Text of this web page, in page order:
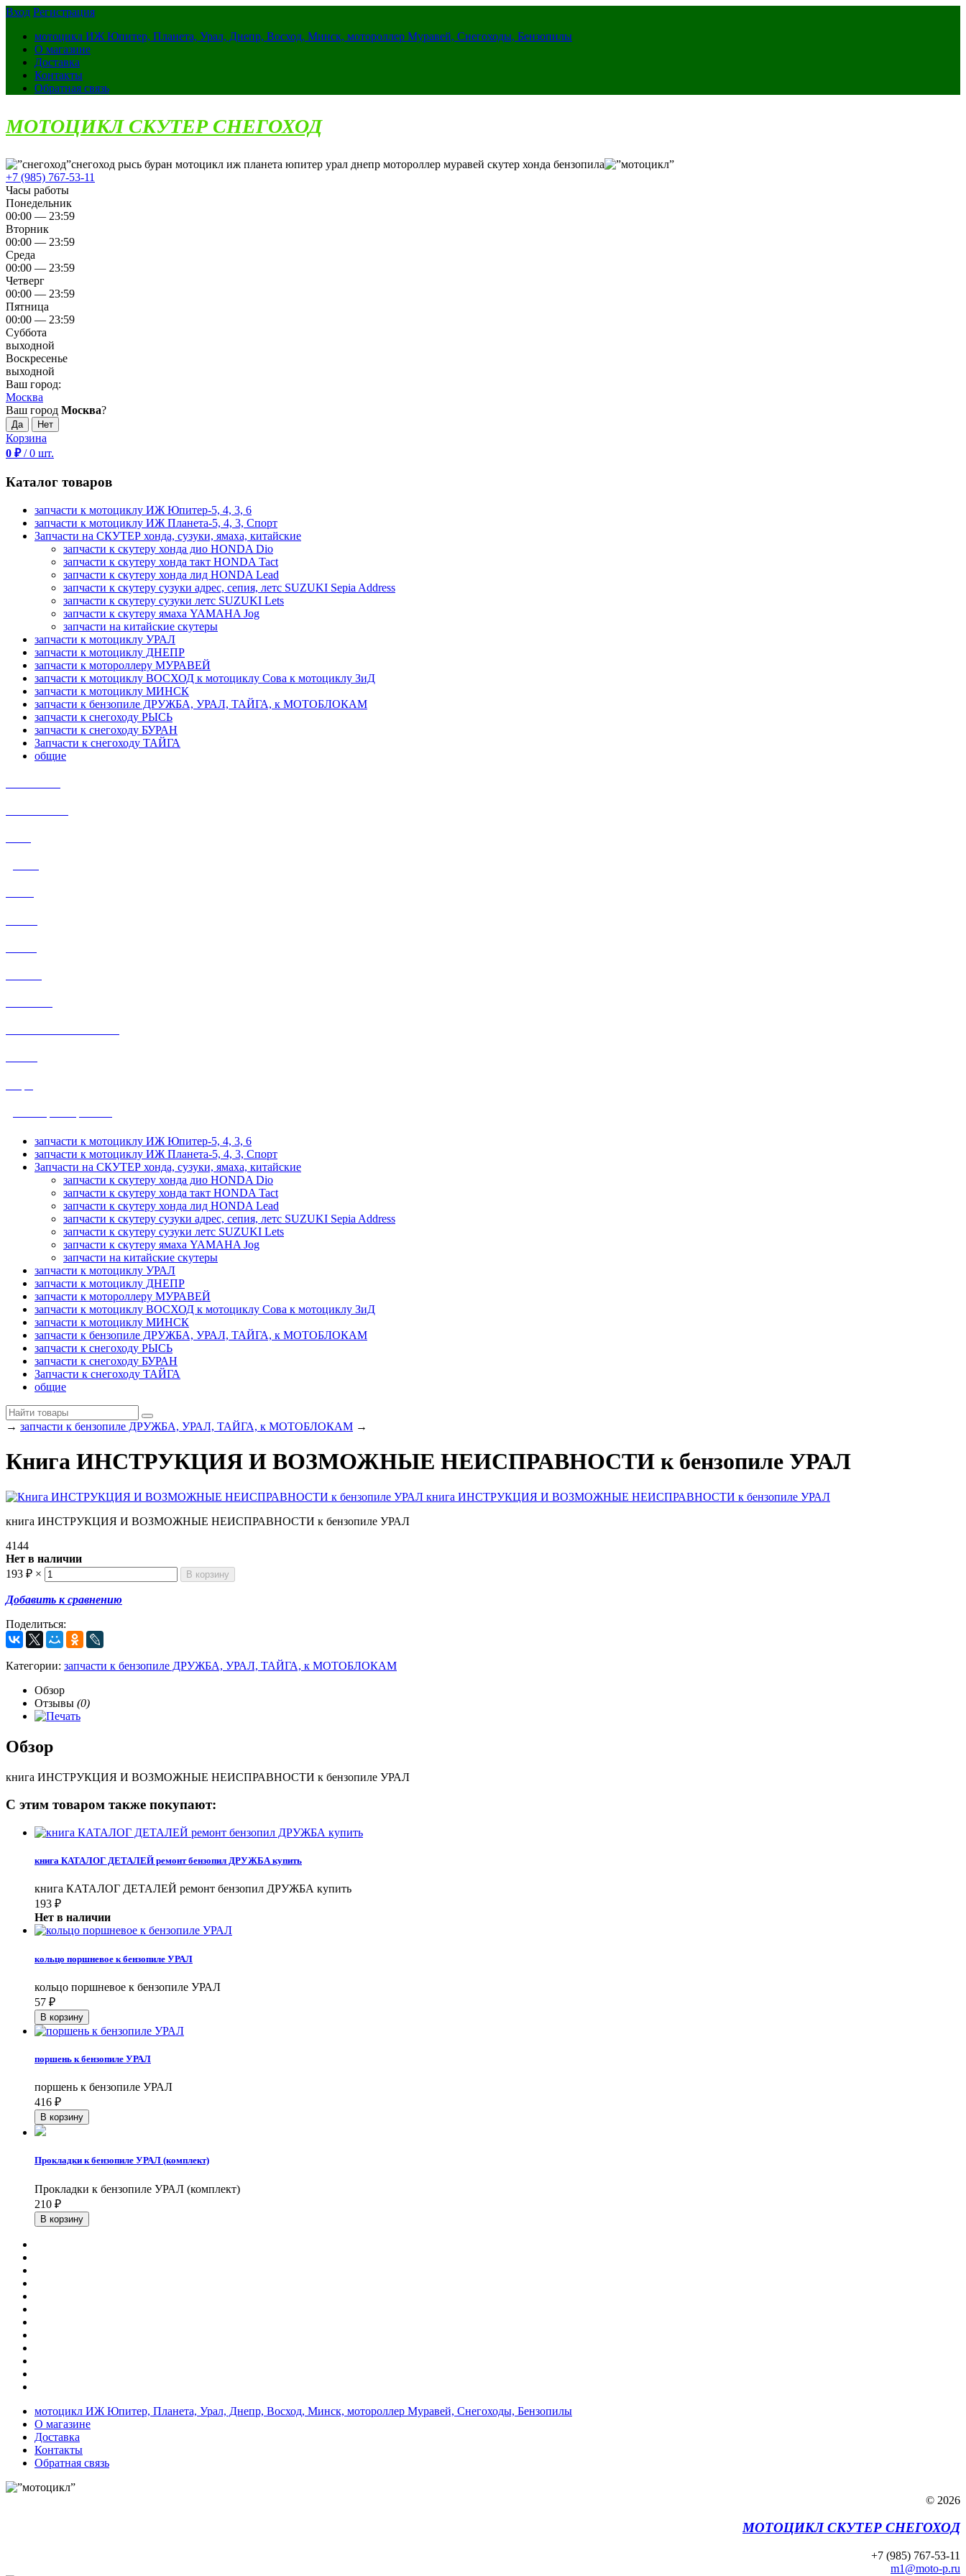
Вход Регистрация
мотоцикл ИЖ Юпитер, Планета, Урал, Днепр, Восход, Минск, мотороллер Муравей, Снегоходы, Бензопилы
О магазине
Доставка
Контакты
Обратная связь
МОТОЦИКЛ СКУТЕР СНЕГОХОД
снегоход рысь буран мотоцикл иж планета юпитер урал днепр мотороллер муравей скутер хонда бензопила
+7 (985) 767-53-11
Часы работы
Понедельник
00:00 — 23:59
Вторник
00:00 — 23:59
Среда
00:00 — 23:59
Четверг
00:00 — 23:59
Пятница
00:00 — 23:59
Суббота
выходной
Воскресенье
выходной
Ваш город:
Москва
Ваш город Москва?
Корзина
0 ₽ /0 шт.
Каталог товаров
запчасти к мотоциклу ИЖ Юпитер-5, 4, 3, 6
запчасти к мотоциклу ИЖ Планета-5, 4, 3, Спорт
Запчасти на СКУТЕР хонда, сузуки, ямаха, китайские
запчасти к скутеру хонда дио HONDA Dio
запчасти к скутеру хонда такт HONDA Tact
запчасти к скутеру хонда лид HONDA Lead
запчасти к скутеру сузуки адрес, сепия, летс SUZUKI Sepia Address
запчасти к скутеру сузуки летс SUZUKI Lets
запчасти к скутеру ямаха YAMAHA Jog
запчасти на китайские скутеры
запчасти к мотоциклу УРАЛ
запчасти к мотоциклу ДНЕПР
запчасти к мотороллеру МУРАВЕЙ
запчасти к мотоциклу ВОСХОД к мотоциклу Сова к мотоциклу ЗиД
запчасти к мотоциклу МИНСК
запчасти к бензопиле ДРУЖБА, УРАЛ, ТАЙГА, к МОТОБЛОКАМ
запчасти к снегоходу РЫСЬ
запчасти к снегоходу БУРАН
Запчасти к снегоходу ТАЙГА
общие
запчасти к мотоциклу ИЖ Юпитер-5, 4, 3, 6
запчасти к мотоциклу ИЖ Планета-5, 4, 3, Спорт
Запчасти на СКУТЕР хонда, сузуки, ямаха, китайские
запчасти к скутеру хонда дио HONDA Dio
запчасти к скутеру хонда такт HONDA Tact
запчасти к скутеру хонда лид HONDA Lead
запчасти к скутеру сузуки адрес, сепия, летс SUZUKI Sepia Address
запчасти к скутеру сузуки летс SUZUKI Lets
запчасти к скутеру ямаха YAMAHA Jog
запчасти на китайские скутеры
запчасти к мотоциклу УРАЛ
запчасти к мотоциклу ДНЕПР
запчасти к мотороллеру МУРАВЕЙ
запчасти к мотоциклу ВОСХОД к мотоциклу Сова к мотоциклу ЗиД
запчасти к мотоциклу МИНСК
запчасти к бензопиле ДРУЖБА, УРАЛ, ТАЙГА, к МОТОБЛОКАМ
запчасти к снегоходу РЫСЬ
запчасти к снегоходу БУРАН
Запчасти к снегоходу ТАЙГА
общие
→ запчасти к бензопиле ДРУЖБА, УРАЛ, ТАЙГА, к МОТОБЛОКАМ →
Книга ИНСТРУКЦИЯ И ВОЗМОЖНЫЕ НЕИСПРАВНОСТИ к бензопиле УРАЛ
книга ИНСТРУКЦИЯ И ВОЗМОЖНЫЕ НЕИСПРАВНОСТИ к бензопиле УРАЛ
4144
Нет в наличии
193 ₽ ×
Добавить к сравнению
Поделиться:
Категории: запчасти к бензопиле ДРУЖБА, УРАЛ, ТАЙГА, к МОТОБЛОКАМ
Обзор
Отзывы (0)
Обзор
книга ИНСТРУКЦИЯ И ВОЗМОЖНЫЕ НЕИСПРАВНОСТИ к бензопиле УРАЛ
С этим товаром также покупают:
книга КАТАЛОГ ДЕТАЛЕЙ ремонт бензопил ДРУЖБА купить
книга КАТАЛОГ ДЕТАЛЕЙ ремонт бензопил ДРУЖБА купить
193 ₽
Нет в наличии
кольцо поршневое к бензопиле УРАЛ
кольцо поршневое к бензопиле УРАЛ
57 ₽
поршень к бензопиле УРАЛ
поршень к бензопиле УРАЛ
416 ₽
Прокладки к бензопиле УРАЛ (комплект)
Прокладки к бензопиле УРАЛ (комплект)
210 ₽
мотоцикл ИЖ Юпитер, Планета, Урал, Днепр, Восход, Минск, мотороллер Муравей, Снегоходы, Бензопилы
О магазине
Доставка
Контакты
Обратная связь
© 2026
МОТОЦИКЛ СКУТЕР СНЕГОХОД
+7 (985) 767-53-11
m1@moto-p.ru